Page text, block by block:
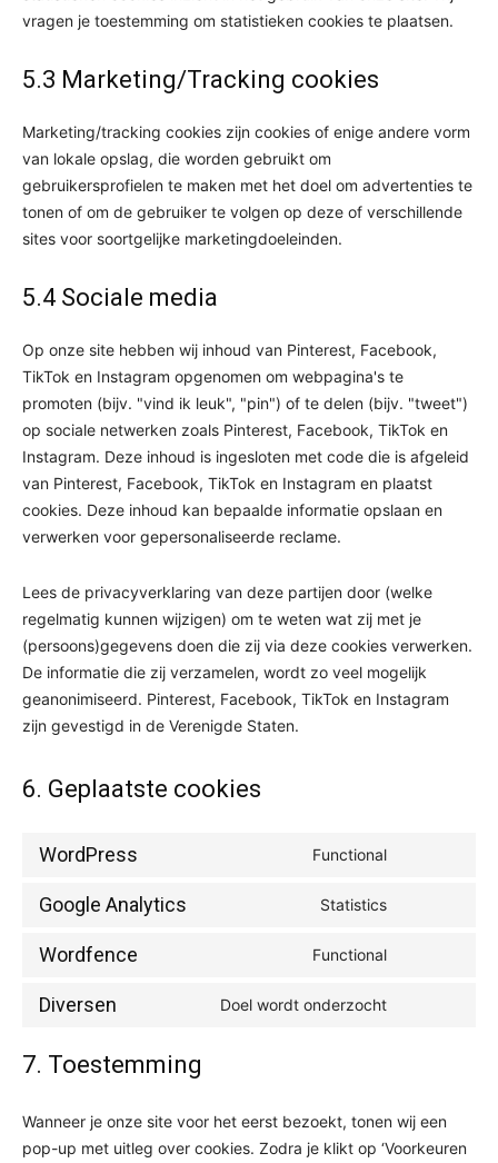
vragen je toestemming om statistieken cookies te plaatsen.
5.3 Marketing/Tracking cookies
Marketing/tracking cookies zijn cookies of enige andere vorm
van lokale opslag, die worden gebruikt om
gebruikersprofielen te maken met het doel om advertenties te
tonen of om de gebruiker te volgen op deze of verschillende
sites voor soortgelijke marketingdoeleinden.
5.4 Sociale media
Op onze site hebben wij inhoud van Pinterest, Facebook,
TikTok en Instagram opgenomen om webpagina's te
promoten (bijv. "vind ik leuk", "pin") of te delen (bijv. "tweet")
op sociale netwerken zoals Pinterest, Facebook, TikTok en
Instagram. Deze inhoud is ingesloten met code die is afgeleid
van Pinterest, Facebook, TikTok en Instagram en plaatst
cookies. Deze inhoud kan bepaalde informatie opslaan en
verwerken voor gepersonaliseerde reclame.
Lees de privacyverklaring van deze partijen door (welke
regelmatig kunnen wijzigen) om te weten wat zij met je
(persoons)gegevens doen die zij via deze cookies verwerken.
De informatie die zij verzamelen, wordt zo veel mogelijk
geanonimiseerd. Pinterest, Facebook, TikTok en Instagram
zijn gevestigd in de Verenigde Staten.
6. Geplaatste cookies
WordPress Functional
Google Analytics Statistics
Wordfence Functional
Diversen Doel wordt onderzocht
7. Toestemming
Wanneer je onze site voor het eerst bezoekt, tonen wij een
pop-up met uitleg over cookies. Zodra je klikt op ‘Voorkeuren